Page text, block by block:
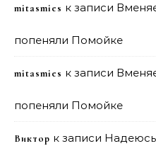
mitasmies к записи
попеняли Помойке
mitasmies к записи
попеняли Помойке
Виктор к записи